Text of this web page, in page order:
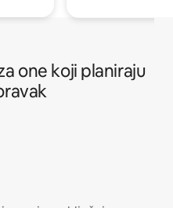
one koji planiraju